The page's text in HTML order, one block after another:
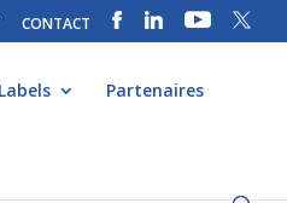
CONTACT
Labels Partenaires